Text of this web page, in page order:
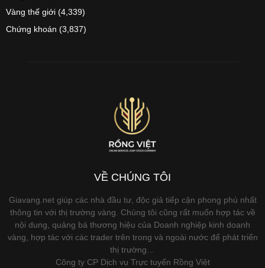
Vàng thế giới (4,339)
Chứng khoán (3,837)
VỀ CHÚNG TÔI
Giavang.net giúp các nhà đầu tư, độc giả tiếp cận phong phú nhất
thông tin với thị trường vàng. Chúng tôi cũng rất muốn hợp tác về
nội dung, quảng bá thương hiệu của Doanh nghiệp kinh doanh
vàng, hợp tác với các trader trên trong và ngoài nước để phát triển
thị trường…
Công ty CP Dịch vụ Trực tuyến Rồng Việt